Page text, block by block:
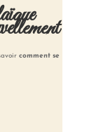
comment se